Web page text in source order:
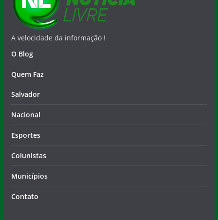
A velocidade da informação !
O Blog
Quem Faz
Salvador
Nacional
Esportes
Colunistas
Municípios
Contato